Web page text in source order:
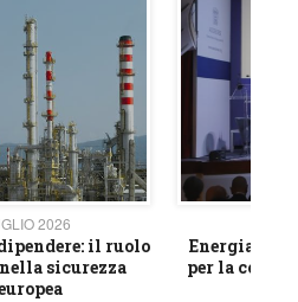
2026
il ruolo
sicurezza
Energia e
per la